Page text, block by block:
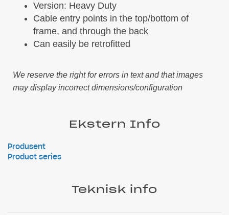
Version: Heavy Duty
Cable entry points in the top/bottom of
frame, and through the back
Can easily be retrofitted
We reserve the right for errors in text and that images
may display incorrect dimensions/configuration
Ekstern Info
Produsent
Product series
Teknisk info